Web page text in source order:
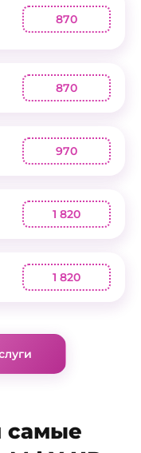
870
870
970
1 820
1 820
самые